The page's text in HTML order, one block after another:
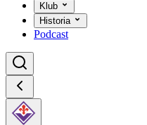
Klub
Historia
Podcast